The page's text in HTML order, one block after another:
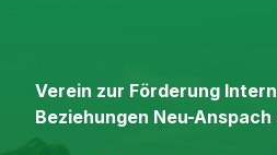
Verein zur Förderung
Beziehungen Neu-Anspach